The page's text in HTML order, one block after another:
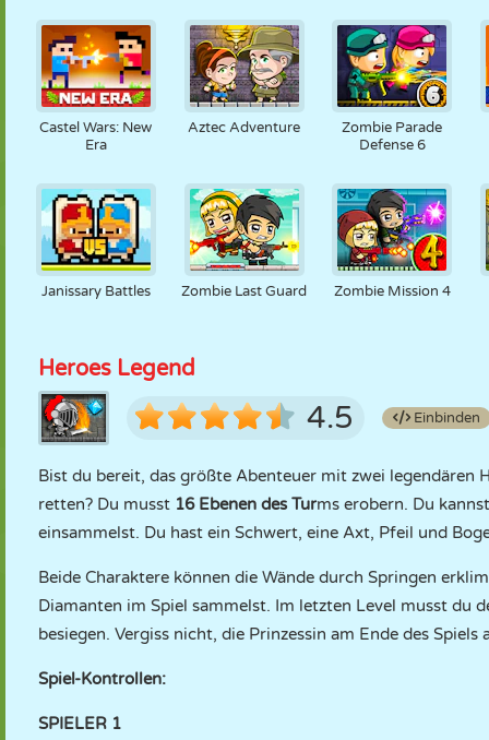
Castel Wars: New
Era
Aztec Adventure
Zombie Parade
Defense 6
Janissary Battles Zombie Last Guard Zombie Mission 4
Heroes Legend
4.5 Einbinden
Bist du bereit, das größte Abenteuer mit zwei legendären
retten? Du musst 16 Ebenen des Turms erobern. Du
einsammelst. Du hast ein Schwert, eine Axt, Pfeil und
Beide Charaktere können die Wände durch Springen
Diamanten im Spiel sammelst. Im letzten Level musst du
besiegen. Vergiss nicht, die Prinzessin am Ende des Spiels
Spiel-Kontrollen:
SPIELER 1